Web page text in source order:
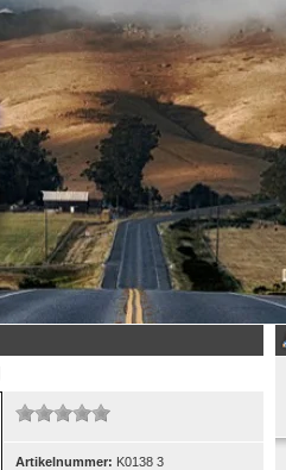
Artikelnummer: K0138 3